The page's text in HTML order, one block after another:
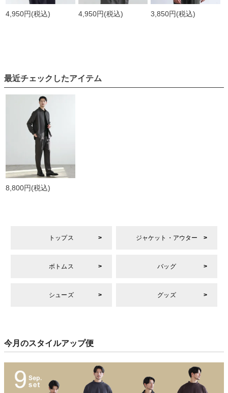
4,950円(税込) 4,950円(税込) 3,850円(税込)
最近チェックしたアイテム
8,800円(税込)
トップス ジャケット・アウター
ボトムス バッグ
シューズ グッズ
今月のスタイルアップ便